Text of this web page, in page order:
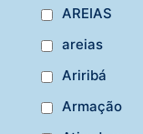
AREIAS
areias
Ariribá
Armação